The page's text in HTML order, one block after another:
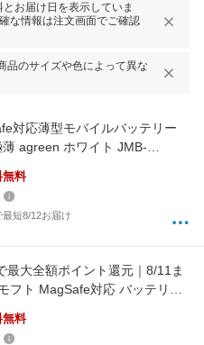
お届け日を表示していま
な情報は注文画面でご確認
品のサイズや色によって異な
対応薄型モバイルバッテリー
agreen ホワイト JMB-
無料
短8/12お届け
最大全額ポイント還元｜8/11ま
フト MagSafe対応 バッテリー
付属ケーブル長：100cm ブラ
[1ポート]
無料